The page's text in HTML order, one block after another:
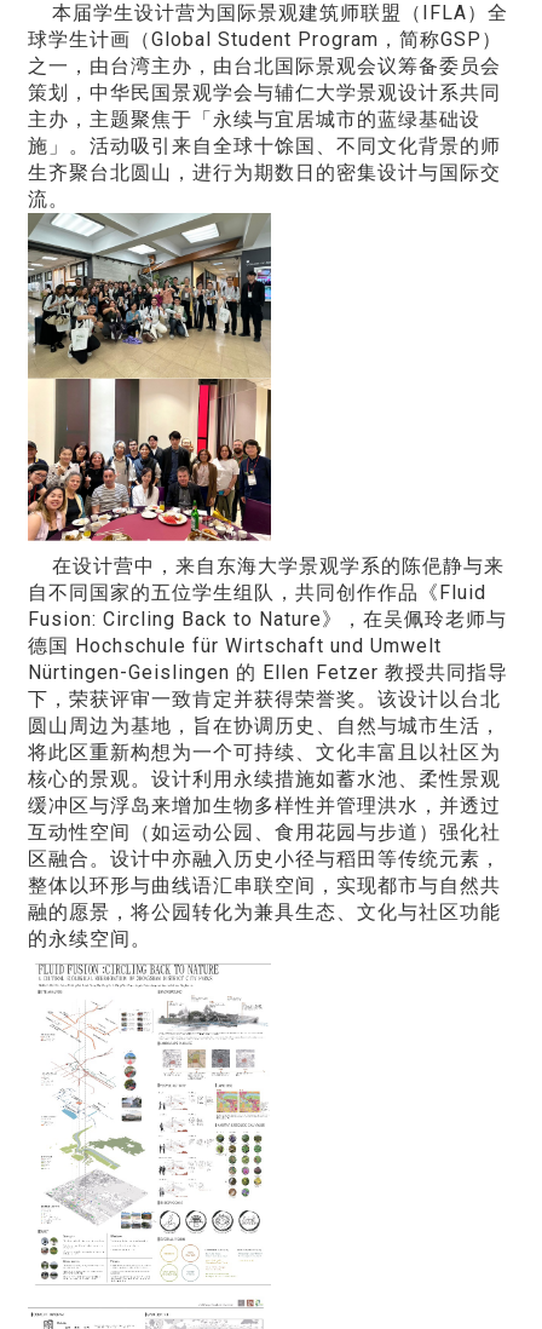
本届学生设计营为国际景观建筑师联盟（IFLA）全
球学生计画（Global Student Program，简称GSP）
之一，由台湾主办，由台北国际景观会议筹备委员会
策划，中华民国景观学会与辅仁大学景观设计系共同
主办，主题聚焦于「永续与宜居城市的蓝绿基础设
施」。活动吸引来自全球十馀国、不同文化背景的师
生齐聚台北圆山，进行为期数日的密集设计与国际交
流。
在设计营中，来自东海大学景观学系的陈俋静与来
自不同国家的五位学生组队，共同创作作品《Fluid
Fusion: Circling Back to Nature》，在吴佩玲老师与
德国 Hochschule für Wirtschaft und Umwelt
Nürtingen-Geislingen 的 Ellen Fetzer 教授共同指导
下，荣获评审一致肯定并获得荣誉奖。该设计以台北
圆山周边为基地，旨在协调历史、自然与城市生活，
将此区重新构想为一个可持续、文化丰富且以社区为
核心的景观。设计利用永续措施如蓄水池、柔性景观
缓冲区与浮岛来增加生物多样性并管理洪水，并透过
互动性空间（如运动公园、食用花园与步道）强化社
区融合。设计中亦融入历史小径与稻田等传统元素，
整体以环形与曲线语汇串联空间，实现都市与自然共
融的愿景，将公园转化为兼具生态、文化与社区功能
的永续空间。